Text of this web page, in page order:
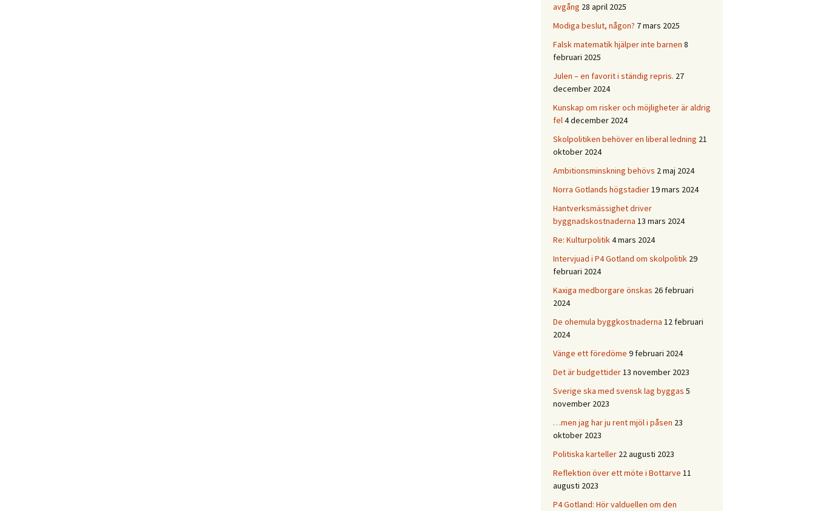
avgång 28 april 2025
Modiga beslut, någon? 7 mars 2025
Falsk matematik hjälper inte barnen 8
februari 2025
Julen – en favorit i ständig repris. 27
december 2024
Kunskap om risker och möjligheter är aldrig
fel4 december 2024
Skolpolitiken behöver en liberal ledning 21
oktober 2024
Ambitionsminskning behövs 2 maj 2024
Norra Gotlands högstadier19 mars 2024
Hantverksmässighet driver
byggnadskostnaderna 13 mars 2024
Re: Kulturpolitik4 mars 2024
Intervjuad i P4 Gotland om skolpolitik 29
februari 2024
Kaxiga medborgare önskas 26 februari
2024
De ohemula byggkostnaderna 12 februari
2024
Vänge ett föredöme 9 februari 2024
Det är budgettider13 november 2023
Sverige ska med svensk lag byggas 5
november 2023
…men jag har ju rent mjöl i påsen 23
oktober 2023
Politiska karteller 22 augusti 2023
Reflektion över ett möte i Bottarve 11
augusti 2023
P4 Gotland: Hör valduellen om den